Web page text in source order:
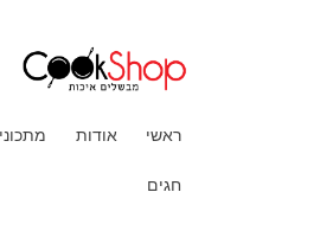
ראשי אודות
חגים